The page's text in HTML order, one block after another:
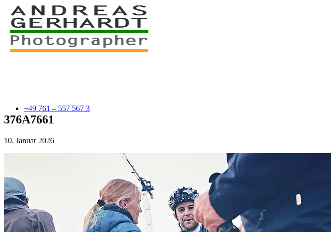
+49 761 – 557 567 3
Portfolio
376A7661
10. Januar 2026